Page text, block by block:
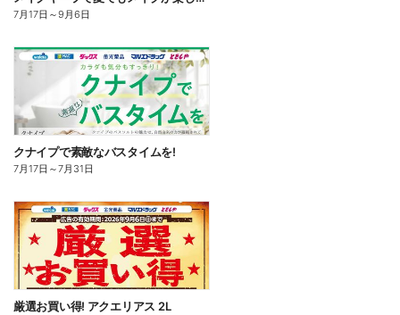
7月17日 ～9月6日
クナイプで素敵なバスタイムを!
7月17日 ～7月31日
厳選お買い得! アクエリアス 2L